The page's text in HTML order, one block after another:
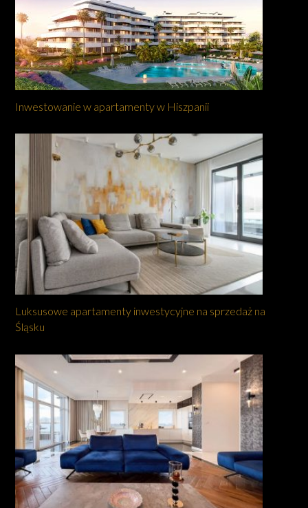
Inwestowanie w apartamenty w Hiszpanii
Luksusowe apartamenty inwestycyjne na sprzedaż na
Śląsku